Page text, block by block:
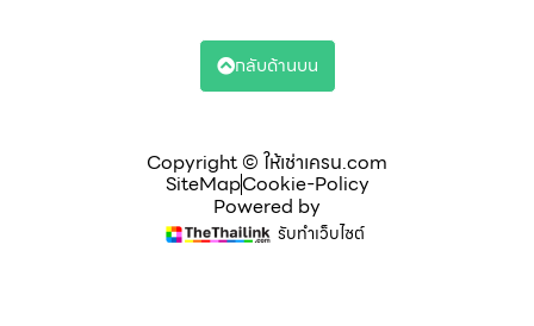
Copyright © ให้เช่าเครน.com
SiteMapCookie-Policy
Powered by
รับทำเว็บไซต์
กลับด้านบน